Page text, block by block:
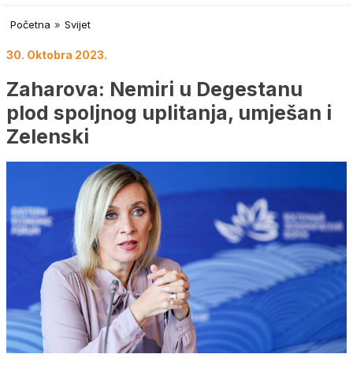
Početna » Svijet
30. Oktobra 2023.
Zaharova: Nemiri u Degestanu
plod spoljnog uplitanja, umješan i
Zelenski